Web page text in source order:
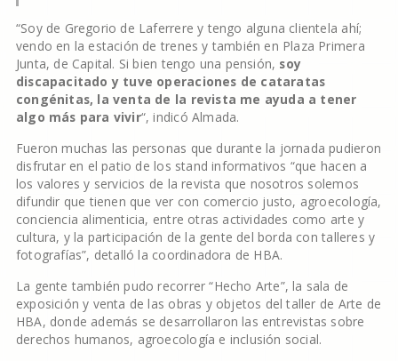
“Soy de Gregorio de Laferrere y tengo alguna clientela ahí;
vendo en la estación de trenes y también en Plaza Primera
Junta, de Capital. Si bien tengo una pensión, soy
discapacitado y tuve operaciones de cataratas
congénitas, la venta de la revista me ayuda a tener
algo más para vivir“, indicó Almada.
Fueron muchas las personas que durante la jornada pudieron
disfrutar en el patio de los stand informativos “que hacen a
los valores y servicios de la revista que nosotros solemos
difundir que tienen que ver con comercio justo, agroecología,
conciencia alimenticia, entre otras actividades como arte y
cultura, y la participación de la gente del borda con talleres y
fotografías”, detalló la coordinadora de HBA.
La gente también pudo recorrer “Hecho Arte”, la sala de
exposición y venta de las obras y objetos del taller de Arte de
HBA, donde además se desarrollaron las entrevistas sobre
derechos humanos, agroecología e inclusión social.